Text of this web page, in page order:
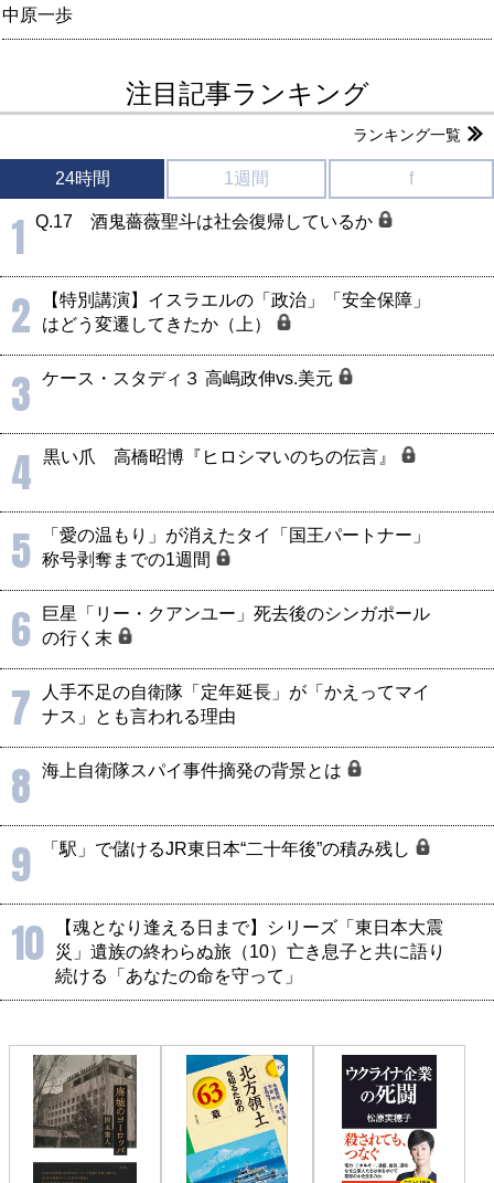
中原一歩
注目記事ランキング
ランキング一覧
24時間 1週間 f
1 Q.17 酒鬼薔薇聖斗は社会復帰しているか
2
【特別講演】イスラエルの「政治」「安全保障」
はどう変遷してきたか（上）
3 ケース・スタディ３ 高嶋政伸vs.美元
4 黒い爪 高橋昭博『ヒロシマいのちの伝言』
5
「愛の温もり」が消えたタイ「国王パートナー」
称号剥奪までの1週間
6
巨星「リー・クアンユー」死去後のシンガポール
の行く末
7
人手不足の自衛隊「定年延長」が「かえってマイ
ナス」とも言われる理由
8 海上自衛隊スパイ事件摘発の背景とは
9 「駅」で儲けるJR東日本“二十年後”の積み残し
10
【魂となり逢える日まで】シリーズ「東日本大震
災」遺族の終わらぬ旅（10）亡き息子と共に語り
続ける「あなたの命を守って」